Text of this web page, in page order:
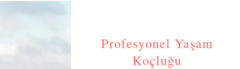
Profesyonel Yaşam
Koçluğu